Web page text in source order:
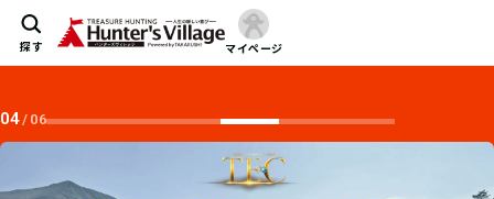
探す マイページ
04/ 06